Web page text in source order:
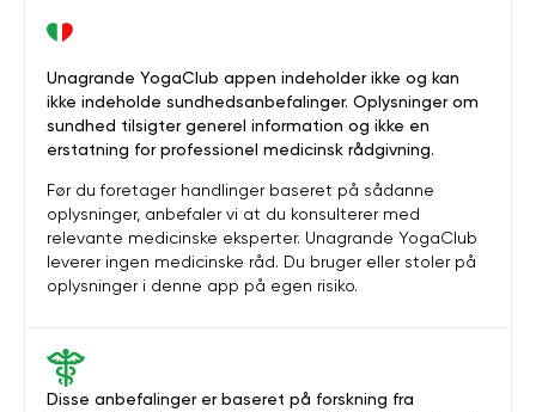
Disse anbefalinger er baseret på forskning fra
Unagrande YogaClub appen indeholder ikke og kan
ikke indeholde sundhedsanbefalinger. Oplysninger om
sundhed tilsigter generel information og ikke en
erstatning for professionel medicinsk rådgivning.
Før du foretager handlinger baseret på sådanne
oplysninger, anbefaler vi at du konsulterer med
relevante medicinske eksperter. Unagrande YogaClub
leverer ingen medicinske råd. Du bruger eller stoler på
oplysninger i denne app på egen risiko.